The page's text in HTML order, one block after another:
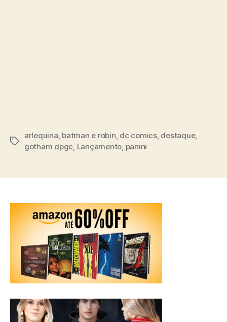
Tags
arlequina, batman e robin, dc comics, destaque,
gotham dpgc, Lançamento, panini